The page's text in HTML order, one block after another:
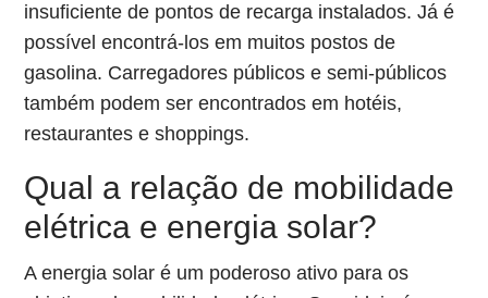
insuficiente de pontos de recarga instalados. Já é
possível encontrá-los em muitos postos de
gasolina. Carregadores públicos e semi-públicos
também podem ser encontrados em hotéis,
restaurantes e shoppings.
Qual a relação de mobilidade
elétrica e energia solar?
A energia solar é um poderoso ativo para os